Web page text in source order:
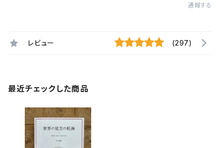
通報する
レビュー (297)
最近チェックした商品